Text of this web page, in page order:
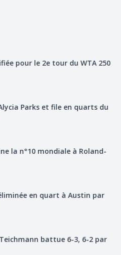
pour le 2e tour du WTA 250
Parks et file en quarts du
la n°10 mondiale à Roland-
en quart à Austin par
battue 6-3, 6-2 par